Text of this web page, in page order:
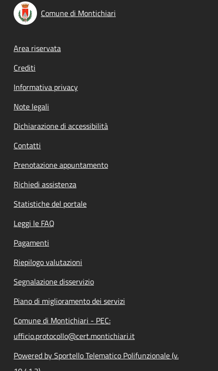
Comune di Montichiari
Footer menu
Area riservata
Crediti
Informativa privacy
Note legali
Dichiarazione di accessibilità
Contatti
Prenotazione appuntamento
Richiedi assistenza
Statistiche del portale
Leggi le FAQ
Pagamenti
Riepilogo valutazioni
Segnalazione disservizio
Piano di miglioramento dei servizi
Comune di Montichiari - PEC:
ufficio.protocollo@cert.montichiari.it
Powered by Sportello Telematico Polifunzionale (v.